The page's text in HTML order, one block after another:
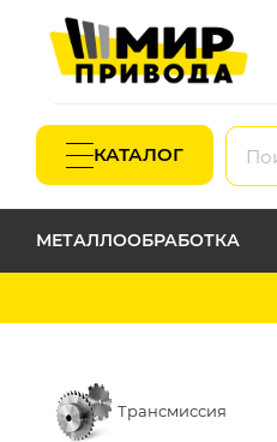
КАТАЛОГ
МЕТАЛЛООБРАБОТКА
Трансмиссия